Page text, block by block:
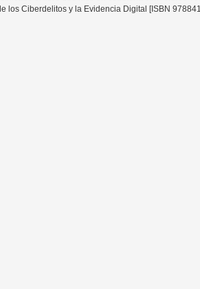
los Ciberdelitos y la Evidencia Digital [ISBN